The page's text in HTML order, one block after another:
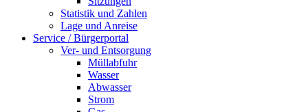
Statistik und Zahlen
Lage und Anreise
Service / Bürgerportal
Ver- und Entsorgung
Müllabfuhr
Wasser
Abwasser
Strom